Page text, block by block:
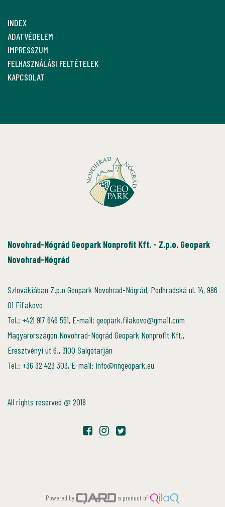
INDEX
ADATVÉDELEM
IMPRESSZUM
FELHASZNÁLÁSI FELTÉTELEK
KAPCSOLAT
Novohrad-Nógrád Geopark Nonprofit Kft. - Z.p.o. Geopark
Novohrad-Nógrád
Szlovákiában Z.p.o Geopark Novohrad-Nógrád, Podhradská ul. 14, 986
01 Fiľakovo
Tel.: +421 917 646 551, E-mail: geopark.filakovo@gmail.com
Magyarországon Novohrad-Nógrád Geopark Nonprofit Kft.,
Eresztvényi út 6., 3100 Salgótarján
Tel.: +36 32 423 303, E-mail: info@nngeopark.eu
All rights reserved @ 2018
Powered by a product of